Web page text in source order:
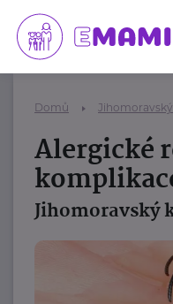
Domů
Alergické
Jihomoravský